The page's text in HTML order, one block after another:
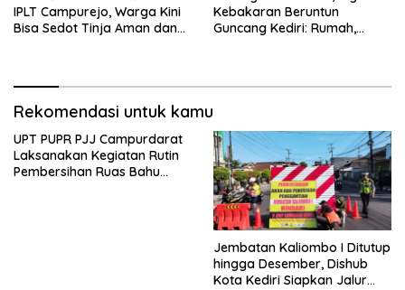
IPLT Campurejo, Warga Kini
Bisa Sedot Tinja Aman dan
Kebakaran Beruntun
Guncang Kediri: Rumah,
Rekomendasi untuk kamu
UPT PUPR PJJ Campurdarat
Laksanakan Kegiatan Rutin
Pembersihan Ruas Bahu
Jembatan Kaliombo I Ditutup
hingga Desember, Dishub
Kota Kediri Siapkan Jalur